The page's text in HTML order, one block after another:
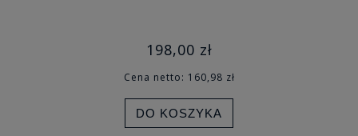
198,00 zł
Cena netto: 160,98 zł
DO KOSZYKA